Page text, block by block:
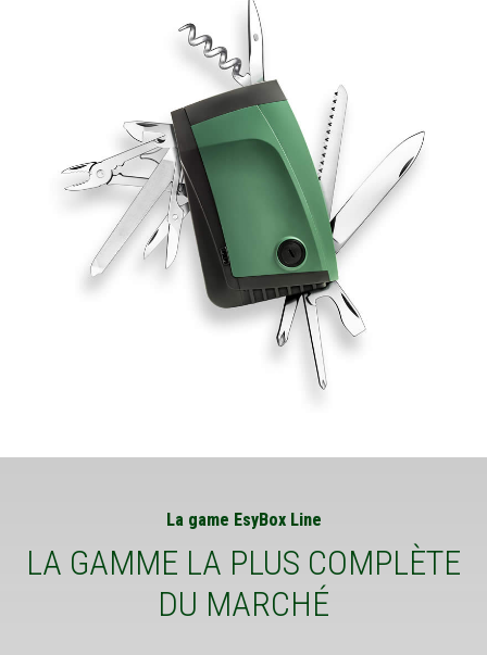
La game EsyBox Line
LA GAMME LA PLUS COMPLÈTE
DU MARCHÉ